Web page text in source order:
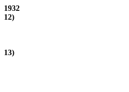
1932
12)
13)